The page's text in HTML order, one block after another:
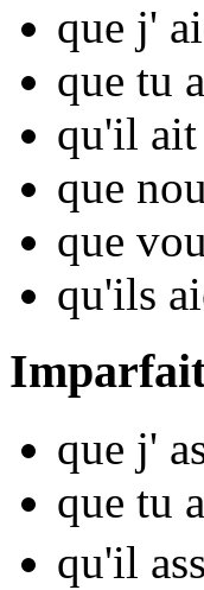
que j'
que tu
qu'il ait
que
que
qu'ils
que j'
que tu
qu'il